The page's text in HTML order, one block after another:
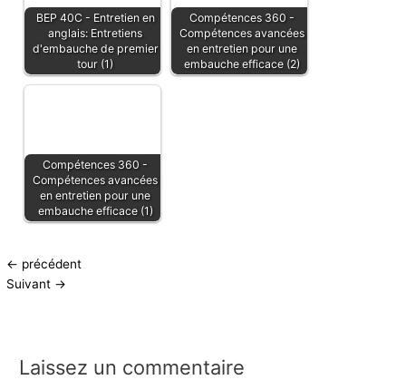
BEP 40C - Entretien en
anglais: Entretiens
d'embauche de premier
tour (1)
Compétences 360 -
Compétences avancées
en entretien pour une
embauche efficace (2)
Compétences 360 -
Compétences avancées
en entretien pour une
embauche efficace (1)
← précédent
Suivant →
Laissez un commentaire